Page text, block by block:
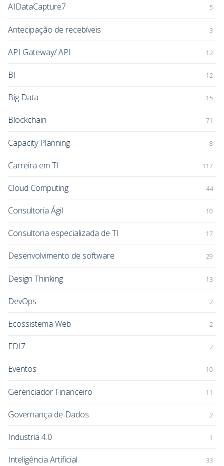
AIDataCapture7 5
Antecipação de recebíveis 3
API Gateway/ API 12
BI 12
Big Data 15
Blockchain 71
Capacity Planning 8
Carreira em TI 117
Cloud Computing 44
Consultoria Ágil 10
Consultoria especializada de TI 17
Desenvolvimento de software 29
Design Thinking 13
DevOps 2
Ecossistema Web 2
EDI7 2
Eventos 10
Gerenciador Financeiro 11
Governança de Dados 2
Industria 4.0 1
Inteligência Artificial 33